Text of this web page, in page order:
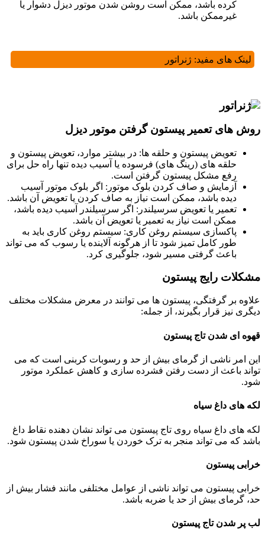
کرده باشد، ممکن است روشن شدن موتور دیزل دشوار یا
غیرممکن باشد.
لینک های مفید: ژنراتور
روش های تعمیر پیستون گرفتن موتور دیزل
تعویض پیستون و حلقه ها: در بیشتر موارد، تعویض پیستون و
حلقه های (رینگ های) فرسوده یا آسیب دیده تنها راه حل برای
رفع مشکل پیستون گرفتن است.
آزمایش و صاف کردن بلوک موتور: اگر بلوک موتور آسیب
دیده باشد، ممکن است نیاز به صاف کردن یا تعویض آن باشد.
تعمیر یا تعویض سرسیلندر: اگر سرسیلندر آسیب دیده باشد،
ممکن است نیاز به تعمیر یا تعویض آن باشد.
پاکسازی سیستم روغن کاری: سیستم روغن کاری باید به
طور کامل تمیز شود تا از هرگونه آلاینده یا رسوب که می تواند
باعث گرفتی مسیر شود، جلوگیری کرد.
مشکلات رایج پیستون
علاوه بر گرفتگی، پیستون ها می توانند در معرض مشکلات مختلف
دیگری نیز قرار بگیرند، از جمله:
قهوه ای شدن تاج پیستون
این امر ناشی از گرمای بیش از حد و رسوبات کربنی است که می
تواند باعث از دست رفتن فشرده سازی و کاهش عملکرد موتور
شود.
لکه های داغ سیاه
لکه های داغ سیاه روی تاج پیستون می تواند نشان دهنده نقاط داغ
باشد که می تواند منجر به ترک خوردن یا سوراخ شدن پیستون شود.
خرابی پیستون
خرابی پیستون می تواند ناشی از عوامل مختلفی مانند فشار بیش از
حد، گرمای بیش از حد یا ضربه باشد.
لب پر شدن تاج پیستون